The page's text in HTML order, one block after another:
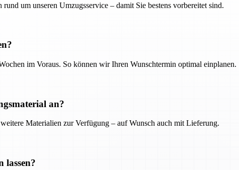
um unseren Umzugsservice – damit Sie bestens vorbereitet sind.
im Voraus. So können wir Ihren Wunschtermin optimal einplanen.
an?
Materialien zur Verfügung – auf Wunsch auch mit Lieferung.
lassen?